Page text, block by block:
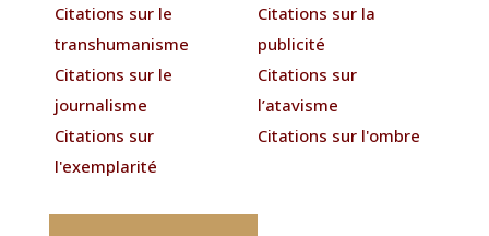
Citations sur le
transhumanisme
Citations sur le
journalisme
Citations sur
l'exemplarité
Citations sur la
publicité
Citations sur
l’atavisme
Citations sur l'ombre